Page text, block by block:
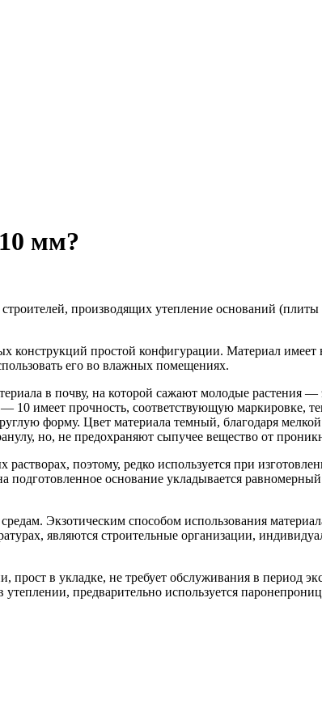
мм?
производящих утепление оснований
конструкций простой конфигурации. Материал
его во влажных помещениях.
в почву, на которой сажают молодые растения
имеет прочность, соответствующую маркировке,
форму. Цвет материала темный, благодаря
но, не предохраняют сыпучее вещество от
поэтому, редко используется при
основание укладывается равномерный
Экзотическим способом использования
являются строительные организации,
в укладке, не требует обслуживания в период
предварительно используется